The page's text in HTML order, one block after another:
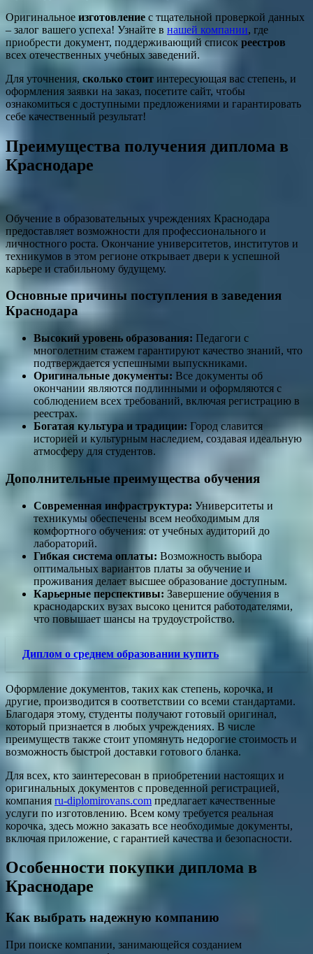
Оригинальное изготовление с тщательной проверкой данных
– залог вашего успеха! Узнайте в нашей компании, где
приобрести документ, поддерживающий список реестров
всех отечественных учебных заведений.
Для уточнения, сколько стоит интересующая вас степень, и
оформления заявки на заказ, посетите сайт, чтобы
ознакомиться с доступными предложениями и гарантировать
себе качественный результат!
Преимущества получения диплома в
Краснодаре
Обучение в образовательных учреждениях Краснодара
предоставляет возможности для профессионального и
личностного роста. Окончание университетов, институтов и
техникумов в этом регионе открывает двери к успешной
карьере и стабильному будущему.
Основные причины поступления в заведения
Краснодара
Высокий уровень образования: Педагоги с
многолетним стажем гарантируют качество знаний, что
подтверждается успешными выпускниками.
Оригинальные документы: Все документы об
окончании являются подлинными и оформляются с
соблюдением всех требований, включая регистрацию в
реестрах.
Богатая культура и традиции: Город славится
историей и культурным наследием, создавая идеальную
атмосферу для студентов.
Дополнительные преимущества обучения
Современная инфраструктура: Университеты и
техникумы обеспечены всем необходимым для
комфортного обучения: от учебных аудиторий до
лабораторий.
Гибкая система оплаты: Возможность выбора
оптимальных вариантов платы за обучение и
проживания делает высшее образование доступным.
Карьерные перспективы: Завершение обучения в
краснодарских вузах высоко ценится работодателями,
что повышает шансы на трудоустройство.
Диплом о среднем образовании купить
Оформление документов, таких как степень, корочка, и
другие, производится в соответствии со всеми стандартами.
Благодаря этому, студенты получают готовый оригинал,
который признается в любых учреждениях. В числе
преимуществ также стоит упомянуть недорогие стоимость и
возможность быстрой доставки готового бланка.
Для всех, кто заинтересован в приобретении настоящих и
оригинальных документов с проведенной регистрацией,
компания ru-diplomirovans.com предлагает качественные
услуги по изготовлению. Всем кому требуется реальная
корочка, здесь можно заказать все необходимые документы,
включая приложение, с гарантией качества и безопасности.
Особенности покупки диплома в
Краснодаре
Как выбрать надежную компанию
При поиске компании, занимающейся созданием